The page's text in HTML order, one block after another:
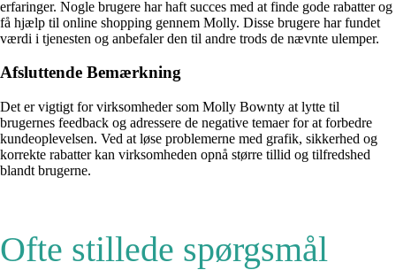
erfaringer. Nogle brugere har haft succes med at finde gode rabatter og
få hjælp til online shopping gennem Molly. Disse brugere har fundet
værdi i tjenesten og anbefaler den til andre trods de nævnte ulemper.
Afsluttende Bemærkning
Det er vigtigt for virksomheder som Molly Bownty at lytte til
brugernes feedback og adressere de negative temaer for at forbedre
kundeoplevelsen. Ved at løse problemerne med grafik, sikkerhed og
korrekte rabatter kan virksomheden opnå større tillid og tilfredshed
blandt brugerne.
Ofte stillede spørgsmål